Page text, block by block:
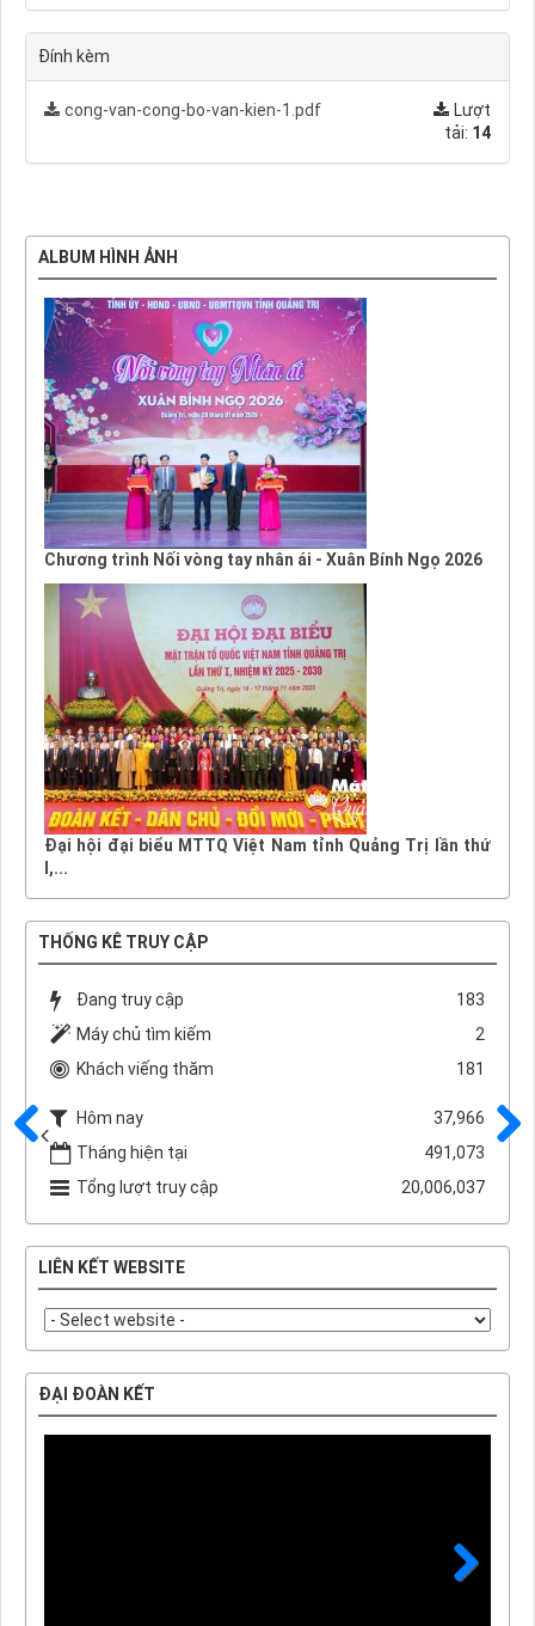
Đính kèm
cong-van-cong-bo-van-kien-1.pdf
Lượt
tải: 14
ALBUM HÌNH ẢNH
Chương trình Nối vòng tay nhân ái - Xuân Bính Ngọ 2026
Đại hội đại biểu MTTQ Việt Nam tỉnh Quảng Trị lần thứ
I,...
THỐNG KÊ TRUY CẬP
Đang truy cập
183
Máy chủ tìm kiếm
2
Khách viếng thăm
181
Hôm nay
37,966
Tháng hiện tại
491,073
Tổng lượt truy cập
20,006,037
LIÊN KẾT WEBSITE
ĐẠI ĐOÀN KẾT
Sau
Trước